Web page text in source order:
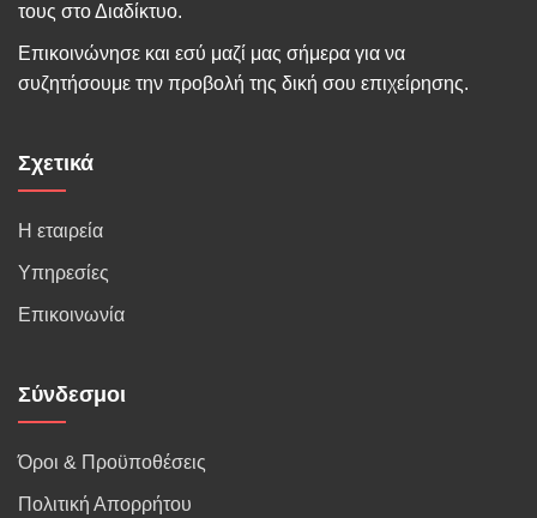
τους στο Διαδίκτυο.
Επικοινώνησε και εσύ μαζί μας σήμερα για να
συζητήσουμε την προβολή της δική σου επιχείρησης.
Σχετικά
Η εταιρεία
Υπηρεσίες
Επικοινωνία
Σύνδεσμοι
Όροι & Προϋποθέσεις
Πολιτική Απορρήτου